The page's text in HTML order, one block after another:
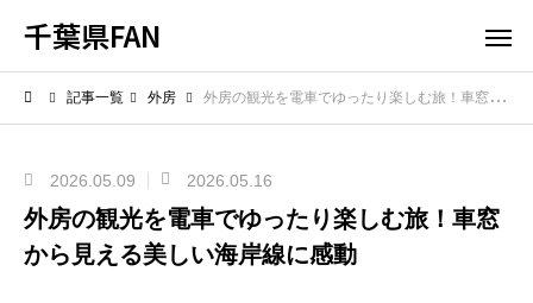
千葉県FAN
記事一覧 外房 外房の観光を電車でゆったり楽しむ旅！車窓から見える美しい海岸線に感動
2026.05.09 2026.05.16
外房の観光を電車でゆったり楽しむ旅！車窓
から見える美しい海岸線に感動